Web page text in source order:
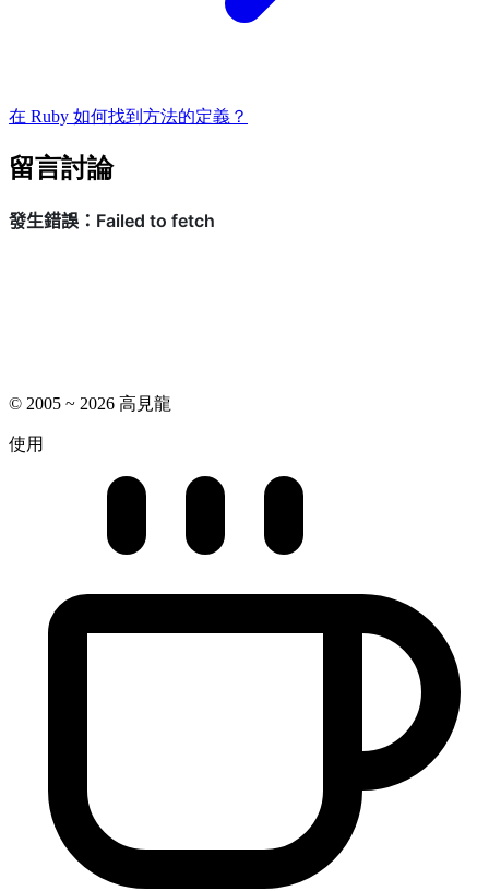
在 Ruby 如何找到方法的定義？
留言討論
© 2005 ~ 2026 高見龍
使用